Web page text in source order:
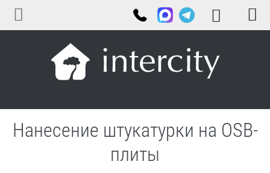
Нанесение штукатурки на OSB-
плиты